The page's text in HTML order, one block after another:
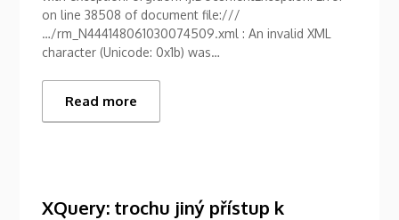
on line 38508 of document file:///
…/rm_N444148061030074509.xml : An invalid XML
character (Unicode: 0x1b) was…
Read more
XQuery: trochu jiný přístup k